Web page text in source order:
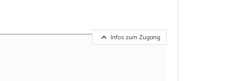
Infos zum Zugang